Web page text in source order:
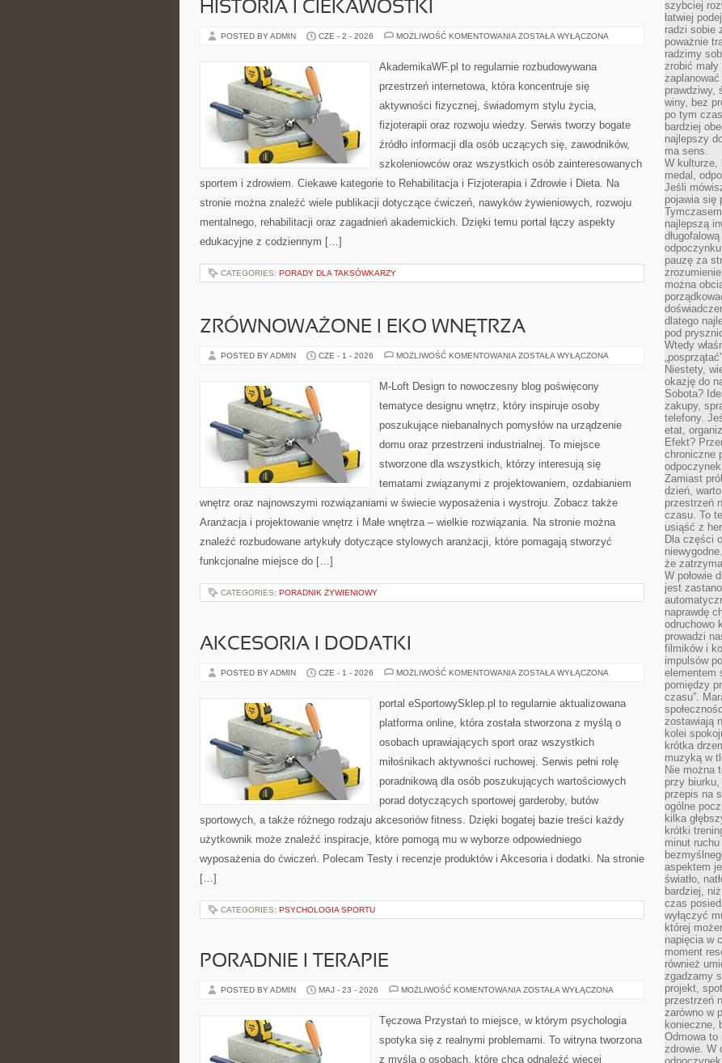
HISTORIA I CIEKAWOSTKI
POSTED BY ADMIN CZE - 2 - 2026 MOŻLIWOŚĆ KOMENTOWANIA HISTORIA
ZOSTAŁA WYŁĄCZONA
AkademikaWF.pl to regularnie rozbudowywana
przestrzeń internetowa, która koncentruje się
aktywności fizycznej, świadomym stylu życia,
fizjoterapii oraz rozwoju wiedzy. Serwis tworzy bogate
źródło informacji dla osób uczących się, zawodników,
szkoleniowców oraz wszystkich osób zainteresowanych
sportem i zdrowiem. Ciekawe kategorie to Rehabilitacja i Fizjoterapia i Zdrowie i Dieta. Na
stronie można znaleźć wiele publikacji dotyczące ćwiczeń, nawyków żywieniowych, rozwoju
mentalnego, rehabilitacji oraz zagadnień akademickich. Dzięki temu portal łączy aspekty
edukacyjne z codziennym […]
CATEGORIES: PORADY DLA TAKSÓWKARZY
ZRÓWNOWAŻONE I EKO WNĘTRZA
POSTED BY ADMIN CZE - 1 - 2026 MOŻLIWOŚĆ KOMENTOWANIA ZRÓWNOWAŻONE
WNĘTRZA
ZOSTAŁA WYŁĄCZONA
M-Loft Design to nowoczesny blog poświęcony
tematyce designu wnętrz, który inspiruje osoby
poszukujące niebanalnych pomysłów na urządzenie
domu oraz przestrzeni industrialnej. To miejsce
stworzone dla wszystkich, którzy interesują się
tematami związanymi z projektowaniem, ozdabianiem
wnętrz oraz najnowszymi rozwiązaniami w świecie wyposażenia i wystroju. Zobacz także
Aranżacja i projektowanie wnętrz i Małe wnętrza – wielkie rozwiązania. Na stronie można
znaleźć rozbudowane artykuły dotyczące stylowych aranżacji, które pomagają stworzyć
funkcjonalne miejsce do […]
CATEGORIES: PORADNIK ŻYWIENIOWY
AKCESORIA I DODATKI
POSTED BY ADMIN CZE - 1 - 2026 MOŻLIWOŚĆ KOMENTOWANIA AKCESORIA
ZOSTAŁA WYŁĄCZONA
portal eSportowySklep.pl to regularnie aktualizowana
platforma online, która została stworzona z myślą o
osobach uprawiających sport oraz wszystkich
miłośnikach aktywności ruchowej. Serwis pełni rolę
poradnikową dla osób poszukujących wartościowych
porad dotyczących sportowej garderoby, butów
sportowych, a także różnego rodzaju akcesoriów fitness. Dzięki bogatej bazie treści każdy
użytkownik może znaleźć inspiracje, które pomogą mu w wyborze odpowiedniego
wyposażenia do ćwiczeń. Polecam Testy i recenzje produktów i Akcesoria i dodatki. Na stronie
[…]
CATEGORIES: PSYCHOLOGIA SPORTU
PORADNIE I TERAPIE
POSTED BY ADMIN MAJ - 23 - 2026 MOŻLIWOŚĆ KOMENTOWANIA PORADNIE
ZOSTAŁA WYŁĄCZONA
Tęczowa Przystań to miejsce, w którym psychologia
spotyka się z realnymi problemami. To witryna tworzona
z myślą o osobach, które chcą odnaleźć więcej
szybciej
łatwiej
radzi sobie
poważnie
radzimy
zrobić
prawdziwy,
winy, bez
po tym
bardziej
najlepszy
ma sens.
W kulturze,
medal,
Jeśli
pojawia się
najlepszą
pauzę za
można
dlatego
pod
Wtedy
Niestety,
okazję do
Sobota?
zakupy,
telefony.
etat,
Efekt?
chroniczne
Zamiast
dzień,
przestrzeń
czasu. To
usiąść z
Dla części
że
W połowie
jest
naprawdę
odruchowo
prowadzi
filmików i
impulsów
elementem
pomiędzy
czasu”.
zostawiają
kolei
krótka
muzyką w
Nie można
przy
przepis na
ogólne
kilka
krótki
minut
aspektem
światło,
bardziej,
czas
wyłączyć
której
napięcia w
moment
również
zgadzamy
projekt,
przestrzeń
zarówno w
konieczne,
Odmowa to
zdrowie. W